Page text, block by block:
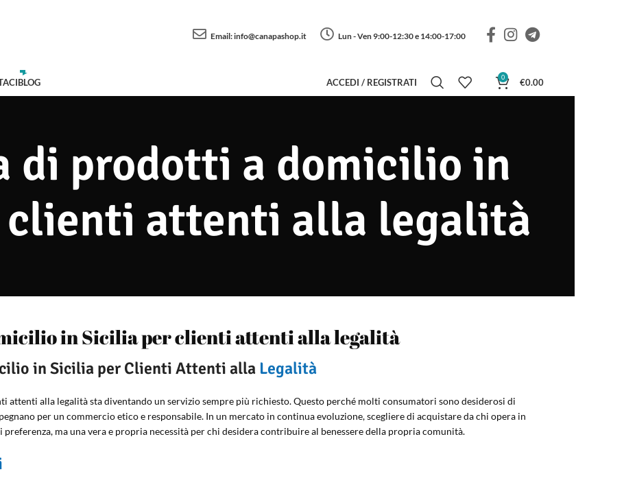
Email:info@canapashop.it Lun - Ven 9:00-12:30 e 14:00-17:00
BLOG ACCEDI / REGISTRATI 0 €0.00
di prodotti a domicilio in
attenti alla legalità
in Sicilia per clienti attenti alla legalità
in Sicilia per Clienti Attenti alla Legalità
attenti alla legalità sta diventando un servizio sempre più richiesto. Questo perché molti consumatori sono desiderosi di
per un commercio etico e responsabile. In un mercato in continua evoluzione, scegliere di acquistare da chi opera in
ma una vera e propria necessità per chi desidera contribuire al benessere della propria comunità.